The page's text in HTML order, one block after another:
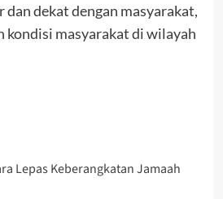
dan dekat dengan masyarakat,
kondisi masyarakat di wilayah
Lepas Keberangkatan Jamaah